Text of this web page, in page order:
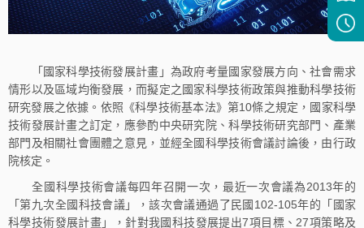
「國家科學技術發展計畫」為政府考量國家發展方向、社會需求
情形以及區域均衡發展，而擬定之國家科學技術政策與推動科學技術
研究發展之依據。依照《科學技術基本法》第10條之規定，國家科學
技術發展計畫之訂定，應參酌中央研究院、科學技術研究部門、產業
部門及相關社會團體之意見，並經全國科學技術會議討論後，由行政
院核定。
全國科學技術會議每四年召開一次，最近一次會議為2013年的
「第九次全國科技會議」，該次會議通過了民國102-105年的「國家
科學技術發展計畫」，針對我國科技發展提出7項目標、27項策略及